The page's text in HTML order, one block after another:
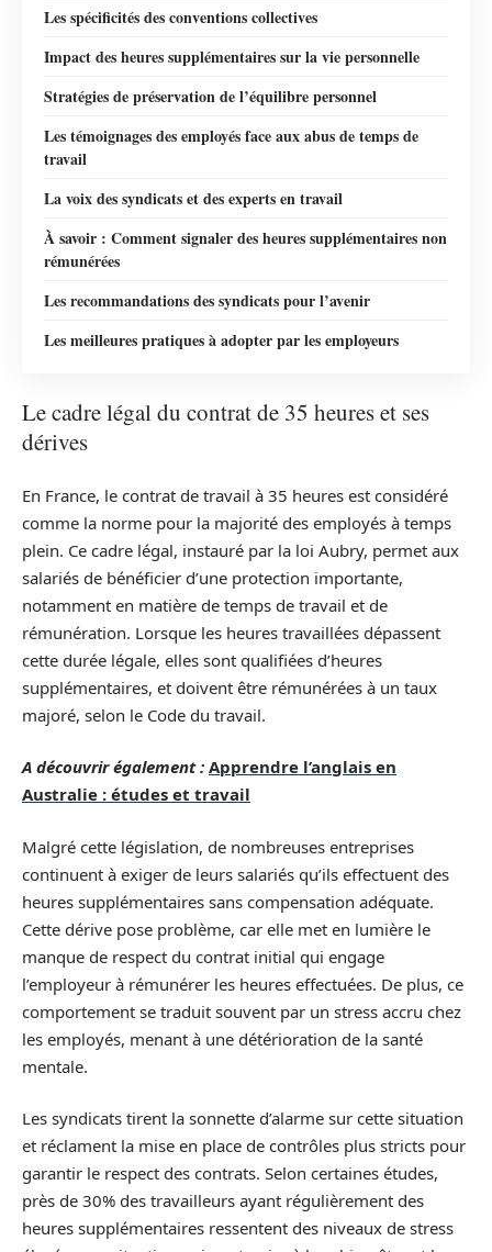
Les spécificités des conventions collectives
Impact des heures supplémentaires sur la vie personnelle
Stratégies de préservation de l’équilibre personnel
Les témoignages des employés face aux abus de temps de
travail
La voix des syndicats et des experts en travail
À savoir : Comment signaler des heures supplémentaires non
rémunérées
Les recommandations des syndicats pour l’avenir
Les meilleures pratiques à adopter par les employeurs
Le cadre légal du contrat de 35 heures et ses
dérives
En France, le contrat de travail à 35 heures est considéré
comme la norme pour la majorité des employés à temps
plein. Ce cadre légal, instauré par la loi Aubry, permet aux
salariés de bénéficier d’une protection importante,
notamment en matière de temps de travail et de
rémunération. Lorsque les heures travaillées dépassent
cette durée légale, elles sont qualifiées d’heures
supplémentaires, et doivent être rémunérées à un taux
majoré, selon le Code du travail.
A découvrir également : Apprendre l’anglais en
Australie : études et travail
Malgré cette législation, de nombreuses entreprises
continuent à exiger de leurs salariés qu’ils effectuent des
heures supplémentaires sans compensation adéquate.
Cette dérive pose problème, car elle met en lumière le
manque de respect du contrat initial qui engage
l’employeur à rémunérer les heures effectuées. De plus, ce
comportement se traduit souvent par un stress accru chez
les employés, menant à une détérioration de la santé
mentale.
Les syndicats tirent la sonnette d’alarme sur cette situation
et réclament la mise en place de contrôles plus stricts pour
garantir le respect des contrats. Selon certaines études,
près de 30% des travailleurs ayant régulièrement des
heures supplémentaires ressentent des niveaux de stress